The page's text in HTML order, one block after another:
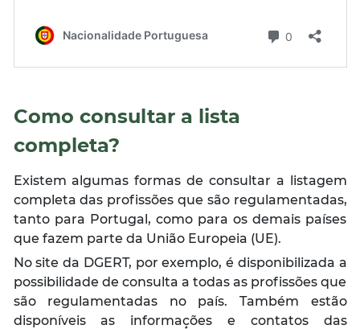
Como consultar a lista
completa?
Existem algumas formas de consultar a listagem
completa das profissões que são regulamentadas,
tanto para Portugal, como para os demais países
que fazem parte da União Europeia (UE).
No site da DGERT, por exemplo, é disponibilizada a
possibilidade de consulta a todas as profissões que
são regulamentadas no país. Também estão
disponíveis as informações e contatos das